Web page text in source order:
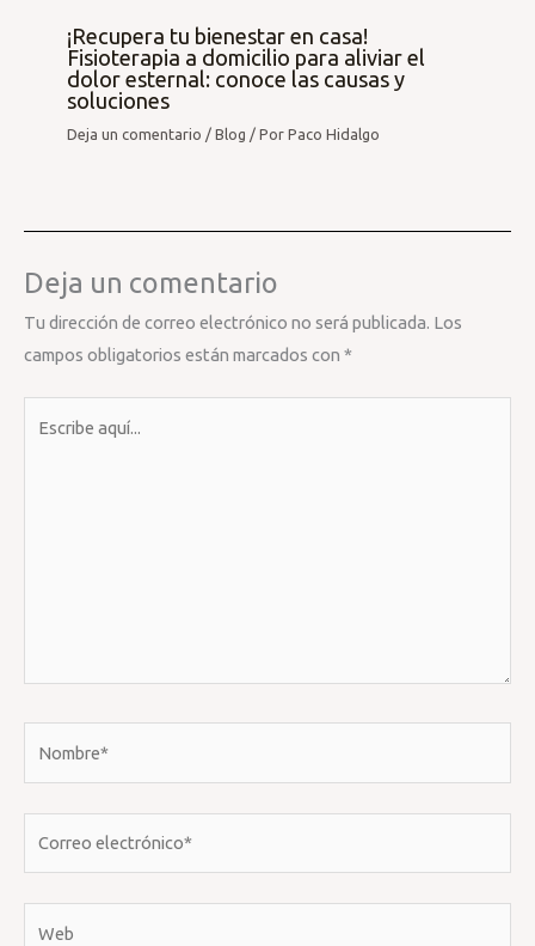
¡Recupera tu bienestar en casa!
Fisioterapia a domicilio para aliviar el
dolor esternal: conoce las causas y
soluciones
Deja un comentario /Blog / PorPaco Hidalgo
Deja un comentario
Tu dirección de correo electrónico no será publicada. Los
campos obligatorios están marcados con *